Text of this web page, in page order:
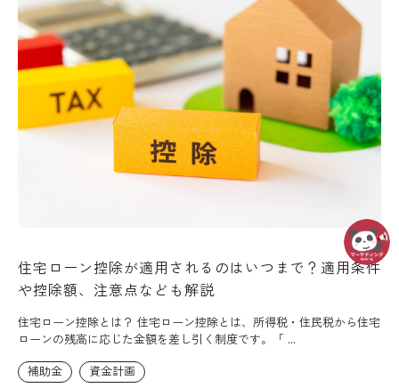
住宅ローン控除が適用されるのはいつまで？適用条件
や控除額、注意点なども解説
住宅ローン控除とは？ 住宅ローン控除とは、所得税・住民税から住宅
ローンの残高に応じた金額を差し引く制度です。「 ...
補助金
資金計画